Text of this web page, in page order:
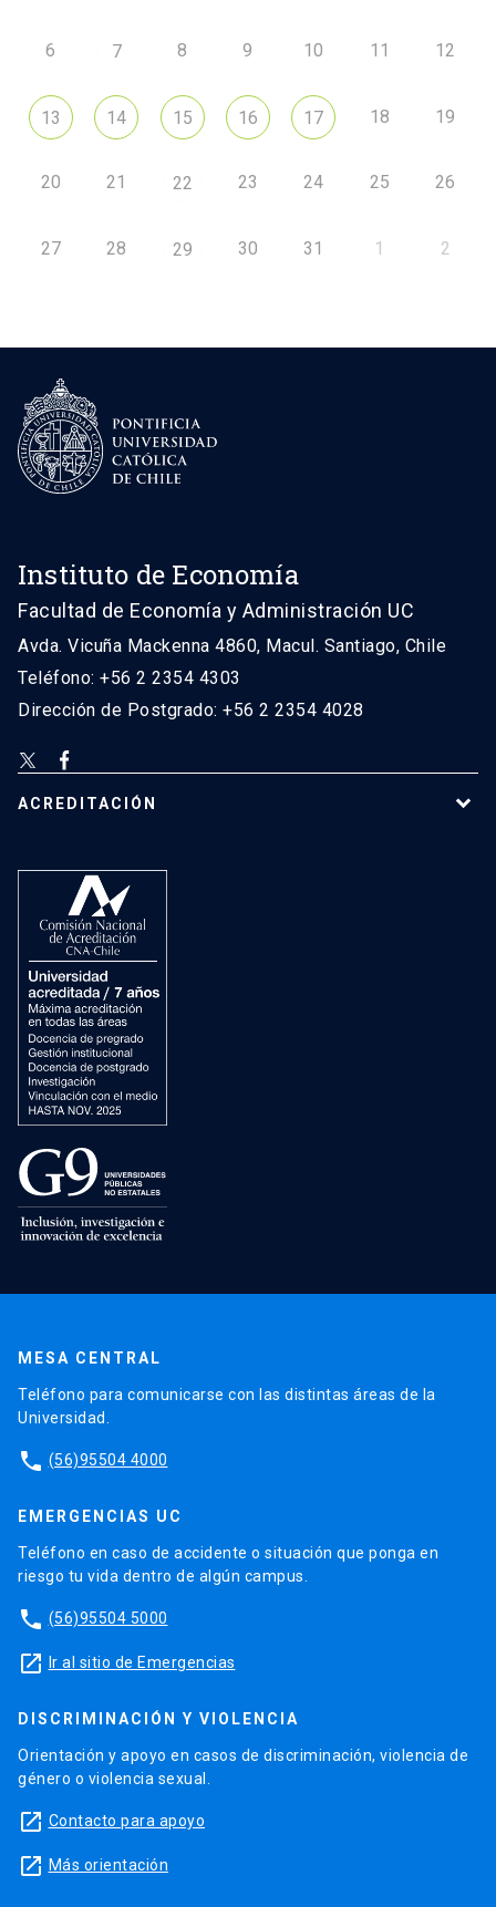
6 7 8 9 10 11 12
13 14 15 16 17 18 19
20 21 22 23 24 25 26
27 28 29 30 31 1 2
Instituto de Economía
Facultad de Economía y Administración UC
Avda. Vicuña Mackenna 4860, Macul. Santiago, Chile
Teléfono: +56 2 2354 4303
Dirección de Postgrado: +56 2 2354 4028
ACREDITACIÓN
MESA CENTRAL
Teléfono para comunicarse con las distintas áreas de la
Universidad.
phone (56)95504 4000
EMERGENCIAS UC
Teléfono en caso de accidente o situación que ponga en
riesgo tu vida dentro de algún campus.
phone (56)95504 5000
launch Ir al sitio de Emergencias
DISCRIMINACIÓN Y VIOLENCIA
Orientación y apoyo en casos de discriminación, violencia de
género o violencia sexual.
launch Contacto para apoyo
launch Más orientación